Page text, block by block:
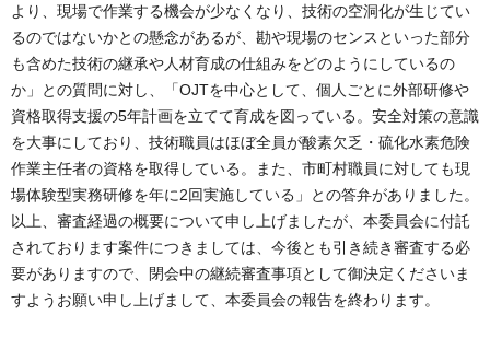
より、現場で作業する機会が少なくなり、技術の空洞化が生じてい
るのではないかとの懸念があるが、勘や現場のセンスといった部分
も含めた技術の継承や人材育成の仕組みをどのようにしているの
か」との質問に対し、「OJTを中心として、個人ごとに外部研修や
資格取得支援の5年計画を立てて育成を図っている。安全対策の意識
を大事にしており、技術職員はほぼ全員が酸素欠乏・硫化水素危険
作業主任者の資格を取得している。また、市町村職員に対しても現
場体験型実務研修を年に2回実施している」との答弁がありました。
以上、審査経過の概要について申し上げましたが、本委員会に付託
されております案件につきましては、今後とも引き続き審査する必
要がありますので、閉会中の継続審査事項として御決定くださいま
すようお願い申し上げまして、本委員会の報告を終わります。